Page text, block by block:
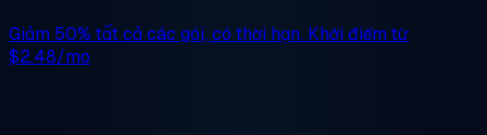
Giảm 50% tất cả các gói, có thời hạn. Khởi điểm từ
$2.48/mo